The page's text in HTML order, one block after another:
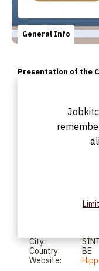
General Info
Presentation of the
bovendien een
als particulieren,
City:
Country:
BE
Website: